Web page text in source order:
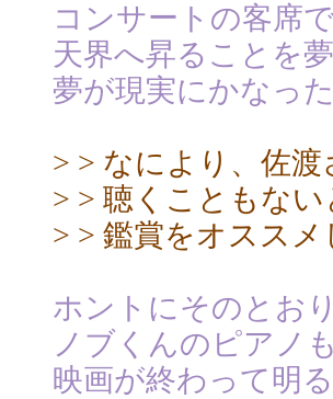
コンサートの客席
天界へ昇ることを
夢が現実にかなっ
> > なにより、佐
> > 聴くこともな
> > 鑑賞をオススメ
ホントにそのとお
ノブくんのピアノ
映画が終わって明